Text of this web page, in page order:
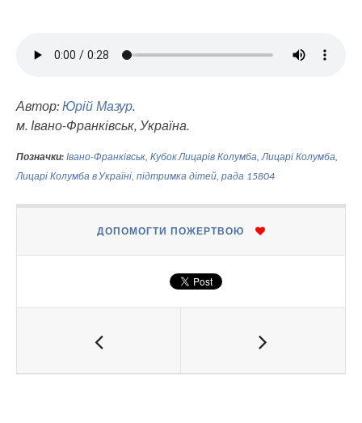
Автор: Юрій Мазур.
м. Івано-Франківськ, Україна.
Позначки: Івано-Франківськ, Кубок Лицарів Колумба,Лицарі Колумба,
Лицарі Колумба в Україні,підтримка дітей, рада 15804
ДОПОМОГТИ ПОЖЕРТВОЮ